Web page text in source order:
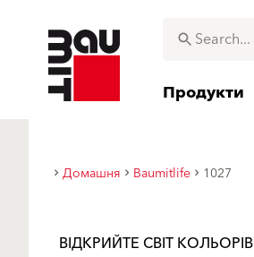
Продукти
Домашня Baumitlife 1027
ВІДКРИЙТЕ СВІТ КОЛЬОРІВ